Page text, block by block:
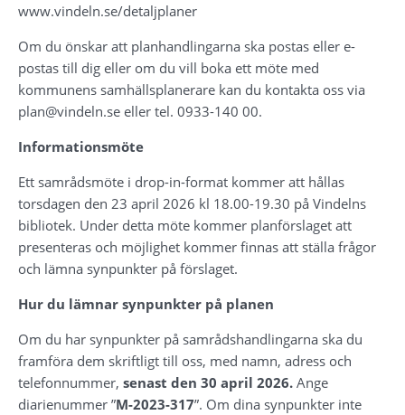
www.vindeln.se/detaljplaner
Om du önskar att planhandlingarna ska postas eller e-
postas till dig eller om du vill boka ett möte med
kommunens samhällsplanerare kan du kontakta oss via
plan@vindeln.se eller tel. 0933-140 00.
Informationsmöte
Ett samrådsmöte i drop-in-format kommer att hållas
torsdagen den 23 april 2026 kl 18.00-19.30 på Vindelns
bibliotek. Under detta möte kommer planförslaget att
presenteras och möjlighet kommer finnas att ställa frågor
och lämna synpunkter på förslaget.
Hur du lämnar synpunkter på planen
Om du har synpunkter på samrådshandlingarna ska du
framföra dem skriftligt till oss, med namn, adress och
telefonnummer, senast den 30 april 2026. Ange
diarienummer ”M-2023-317”. Om dina synpunkter inte